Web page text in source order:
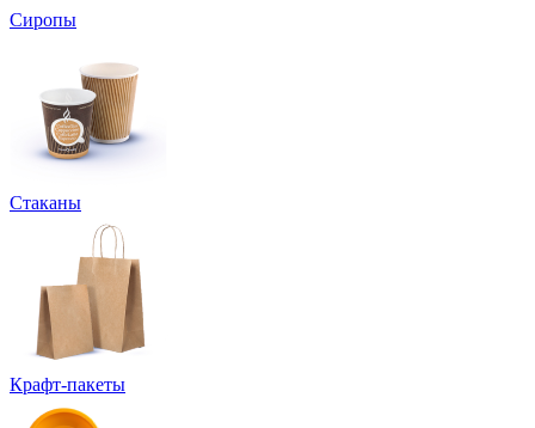
Сиропы
Стаканы
Крафт-пакеты